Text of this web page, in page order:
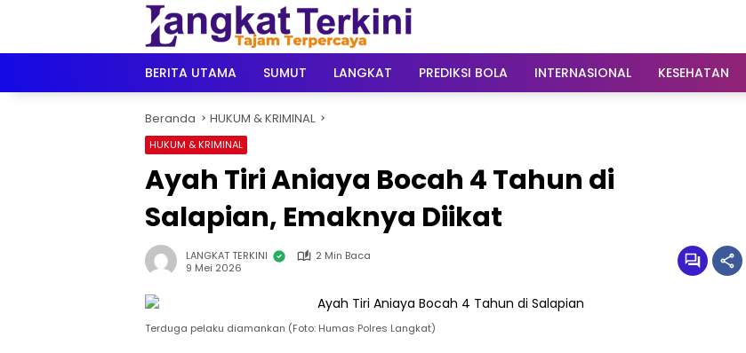
BERITA UTAMA
SUMUT LANGKAT PREDIKSI BOLA INTERNASIONAL KESEHATAN
Beranda HUKUM & KRIMINAL
HUKUM & KRIMINAL
Ayah Tiri Aniaya Bocah 4 Tahun di
Salapian, Emaknya Diikat
LANGKAT TERKINI
2 Min Baca
9 Mei 2026
Terduga pelaku diamankan (Foto: Humas Polres Langkat)